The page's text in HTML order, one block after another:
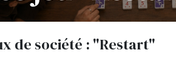
de société : "Restart"